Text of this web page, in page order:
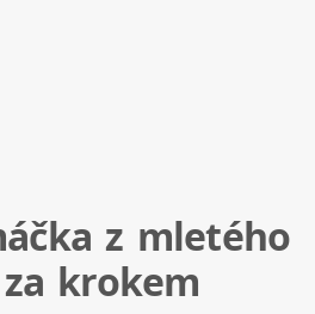
z mletého
krokem